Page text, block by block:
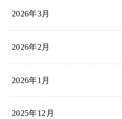
2026年3月
2026年2月
2026年1月
2025年12月